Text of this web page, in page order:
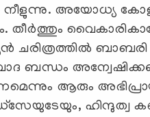
അയോധ്യ
തീര്‍ത്തും
ചരിത്രത്തില്‍
ബന്ധം
ആരും
ഹിന്ദുത്വ